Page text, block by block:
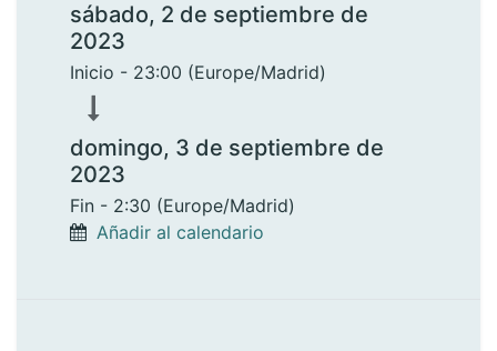
sábado, 2 de septiembre de
2023
Inicio - 23:00 (Europe/Madrid)
domingo, 3 de septiembre de
2023
Fin - 2:30 (Europe/Madrid)
Añadir al calendario